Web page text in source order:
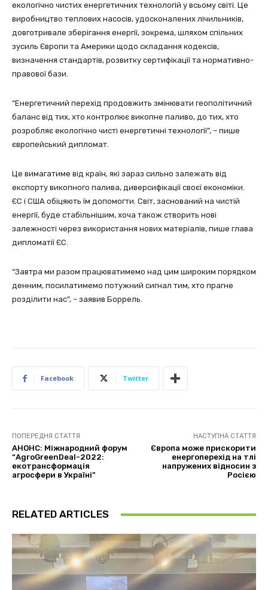
екологічно чистих енергетичних технологій у всьому світі. Це
виробництво теплових насосів, удосконалених лічильників,
довготривале зберігання енергії, зокрема, шляхом спільних
зусиль Європи та Америки щодо складання кодексів,
визначення стандартів, розвитку сертифікації та нормативно-
правової бази.
“Енергетичний перехід продовжить змінювати геополітичний
баланс від тих, хто контролює викопне паливо, до тих, хто
розробляє екологічно чисті енергетичні технології”, – пише
європейський дипломат.
Це вимагатиме від країн, які зараз сильно залежать від
експорту викопного палива, диверсифікації своєї економіки.
ЄС і США обіцяють їм допомогти. Світ, заснований на чистій
енергії, буде стабільнішим, хоча також створить нові
залежності через використання нових матеріалів, пише глава
дипломатії ЄС.
“Завтра ми разом працюватимемо над цим широким порядком
денним, посилатимемо потужний сигнал тим, хто прагне
розділити нас”, – заявив Боррель.
Facebook Twitter
ПОПЕРЕДНЯ СТАТТЯ
АНОНС: Міжнародний форум
“AgroGreenDeal-2022:
екотрансформація
агросфери в Україні”
НАСТУПНА СТАТТЯ
Європа може прискорити
енергоперехід на тлі
напружених відносин з
Росією
RELATED ARTICLES